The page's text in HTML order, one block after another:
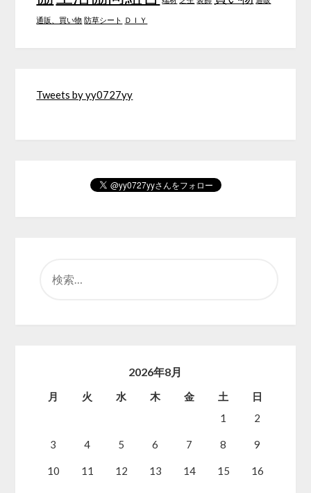
通販、買い物 防草シート ＤＩＹ
Tweets by yy0727yy
2026年8月
月 火 水 木 金 土
日
1
2
3 4 5 6 7 8 9
10 11 12 13 14 15 16